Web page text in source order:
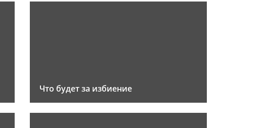
Что будет за избиение